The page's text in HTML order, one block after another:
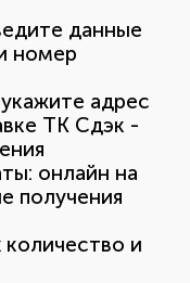
данные
номер
адрес
ТК Сдэк -
онлайн на
получения
количество и